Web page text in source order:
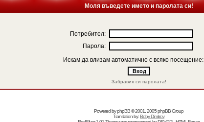
Моля въведете името и паролата си!
Потребител:
Парола:
Искам да влизам автоматично с всяко посещение:
Забравих си паролата!
Powered byphpBB© 2001, 2005 phpBB Group
Translation by:Boby Dimitrov